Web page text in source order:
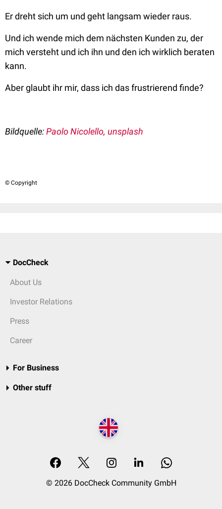
Er dreht sich um und geht langsam wieder raus.
Und ich wende mich dem nächsten Kunden zu, der
mich versteht und ich ihn und den ich wirklich beraten
kann.
Aber glaubt ihr mir, dass ich das frustrierend finde?
Bildquelle:Paolo Nicolello, unsplash
© Copyright
DocCheck
About Us
Investor Relations
Press
Career
For Business
Other stuff
© 2026 DocCheck Community GmbH